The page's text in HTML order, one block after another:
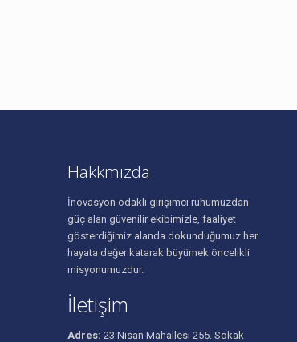
Hakkmızda
İnovasyon odaklı girişimci ruhumuzdan
güç alan güvenilir ekibimizle, faaliyet
gösterdiğimiz alanda dokunduğumuz her
hayata değer katarak büyümek öncelikli
misyonumuzdur.
İletişim
Adres: 23 Nisan Mahallesi 255. Sokak